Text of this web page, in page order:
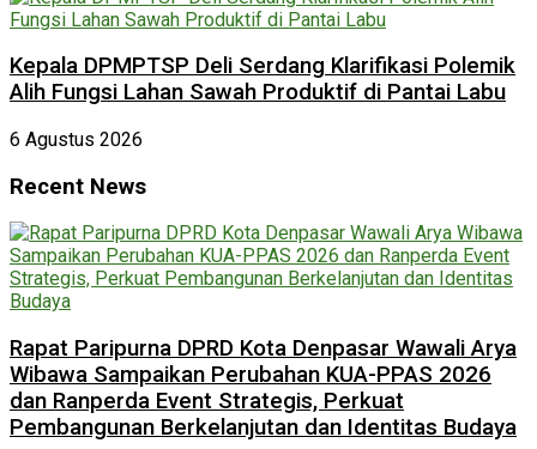
Kepala DPMPTSP Deli Serdang Klarifikasi Polemik
Alih Fungsi Lahan Sawah Produktif di Pantai Labu
6 Agustus 2026
Recent News
Rapat Paripurna DPRD Kota Denpasar Wawali Arya
Wibawa Sampaikan Perubahan KUA-PPAS 2026
dan Ranperda Event Strategis, Perkuat
Pembangunan Berkelanjutan dan Identitas Budaya